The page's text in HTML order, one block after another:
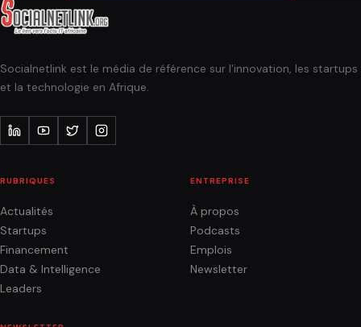
Socialnetlink est le média de référence sur l'innovation, les startups
et la technologie en Afrique.
RUBRIQUES
Actualités
Startups
Financement
Data & Intelligence
Leaders
ENTREPRISE
À propos
Podcasts
Emplois
Newsletter